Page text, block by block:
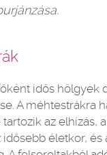
idős hölgyek
A méhtestrákra
az elhízás,
életkor, és